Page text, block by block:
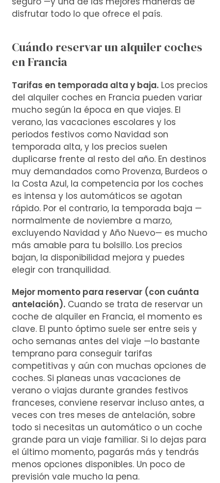
disfrutar todo lo que ofrece el país.
Cuándo reservar un alquiler coches
en Francia
Tarifas en temporada alta y baja. Los precios
del alquiler coches en Francia pueden variar
mucho según la época en que viajes. El
verano, las vacaciones escolares y los
periodos festivos como Navidad son
temporada alta, y los precios suelen
duplicarse frente al resto del año. En destinos
muy demandados como Provenza, Burdeos o
la Costa Azul, la competencia por los coches
es intensa y los automáticos se agotan
rápido. Por el contrario, la temporada baja —
normalmente de noviembre a marzo,
excluyendo Navidad y Año Nuevo— es mucho
más amable para tu bolsillo. Los precios
bajan, la disponibilidad mejora y puedes
elegir con tranquilidad.
Mejor momento para reservar (con cuánta
antelación). Cuando se trata de reservar un
coche de alquiler en Francia, el momento es
clave. El punto óptimo suele ser entre seis y
ocho semanas antes del viaje —lo bastante
temprano para conseguir tarifas
competitivas y aún con muchas opciones de
coches. Si planeas unas vacaciones de
verano o viajas durante grandes festivos
franceses, conviene reservar incluso antes, a
veces con tres meses de antelación, sobre
todo si necesitas un automático o un coche
grande para un viaje familiar. Si lo dejas para
el último momento, pagarás más y tendrás
menos opciones disponibles. Un poco de
previsión vale mucho la pena.